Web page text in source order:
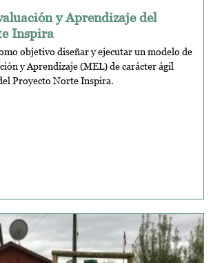
y Aprendizaje del
Inspira
objetivo diseñar y ejecutar un modelo de
y Aprendizaje (MEL) de carácter ágil
Proyecto Norte Inspira.